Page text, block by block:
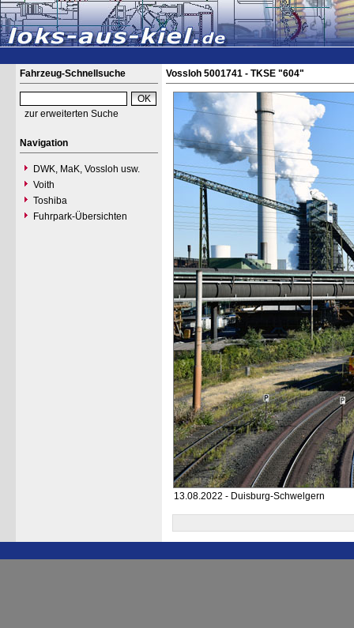
Fahrzeug-Schnellsuche
zur erweiterten Suche
Navigation
DWK, MaK, Vossloh usw.
Voith
Toshiba
Fuhrpark-Übersichten
Vossloh 5001741 - TKSE "604"
13.08.2022 - Duisburg-Schwelgern